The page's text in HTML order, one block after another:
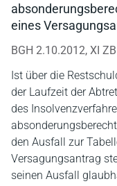
eines
BGH 2.10.2012, XI
Ist über die
der Laufzeit der
des
den Ausfall zur
Versagungsantrag
seinen Ausfall